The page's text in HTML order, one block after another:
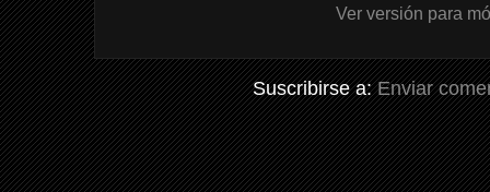
Ver versión para
Suscribirse a:Enviar